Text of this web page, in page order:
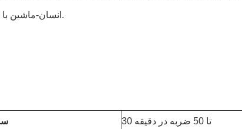
انسان-ماشین با کار آسان است.
30 تا 50 ضربه در دقیقه